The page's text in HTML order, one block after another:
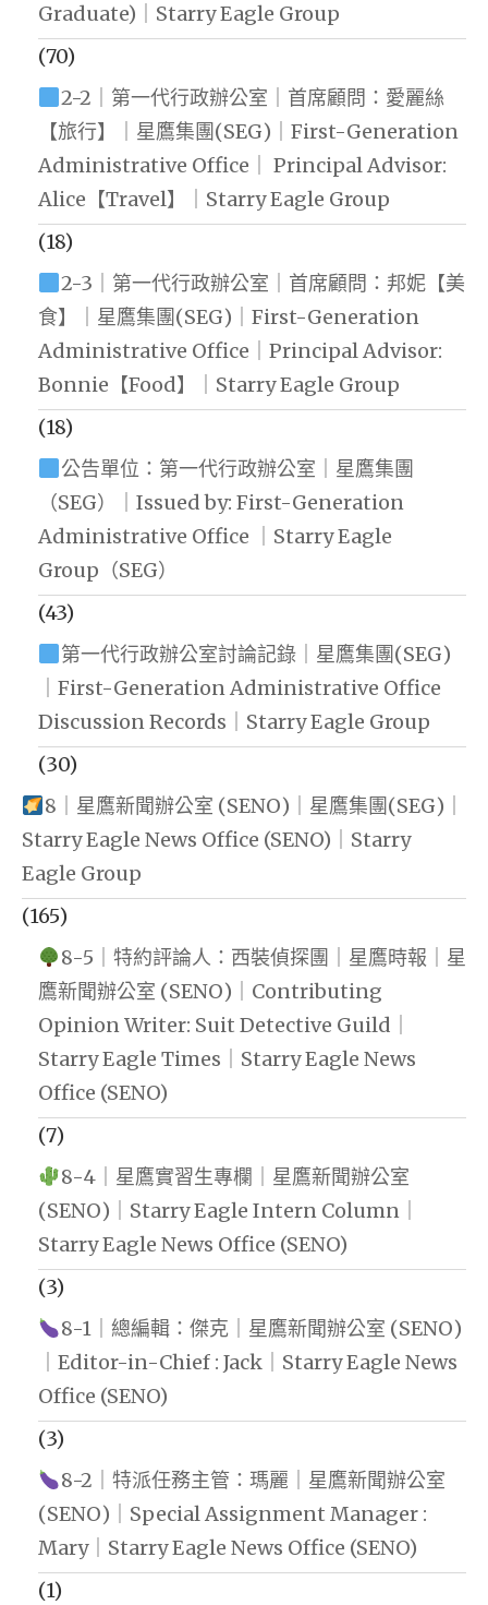
Graduate)｜Starry Eagle Group
(70)
2-2｜第一代行政辦公室｜首席顧問：愛麗絲
【旅行】｜星鷹集團(SEG)｜First-Generation
Administrative Office｜ Principal Advisor:
Alice【Travel】｜Starry Eagle Group
(18)
2-3｜第一代行政辦公室｜首席顧問：邦妮【美
食】｜星鷹集團(SEG)｜First-Generation
Administrative Office｜Principal Advisor:
Bonnie【Food】｜Starry Eagle Group
(18)
公告單位：第一代行政辦公室｜星鷹集團
（SEG）｜Issued by: First-Generation
Administrative Office ｜Starry Eagle
Group（SEG）
(43)
第一代行政辦公室討論記錄｜星鷹集團(SEG)
｜First-Generation Administrative Office
Discussion Records｜Starry Eagle Group
(30)
8｜星鷹新聞辦公室 (SENO)｜星鷹集團(SEG)｜
Starry Eagle News Office (SENO)｜Starry
Eagle Group
(165)
8-5｜特約評論人：西裝偵探團｜星鷹時報｜星
鷹新聞辦公室 (SENO)｜Contributing
Opinion Writer: Suit Detective Guild｜
Starry Eagle Times｜Starry Eagle News
Office (SENO)
(7)
8-4｜星鷹實習生專欄｜星鷹新聞辦公室
(SENO)｜Starry Eagle Intern Column｜
Starry Eagle News Office (SENO)
(3)
8-1｜總編輯：傑克｜星鷹新聞辦公室 (SENO)
｜Editor-in-Chief : Jack｜Starry Eagle News
Office (SENO)
(3)
8-2｜特派任務主管：瑪麗｜星鷹新聞辦公室
(SENO)｜Special Assignment Manager :
Mary｜Starry Eagle News Office (SENO)
(1)